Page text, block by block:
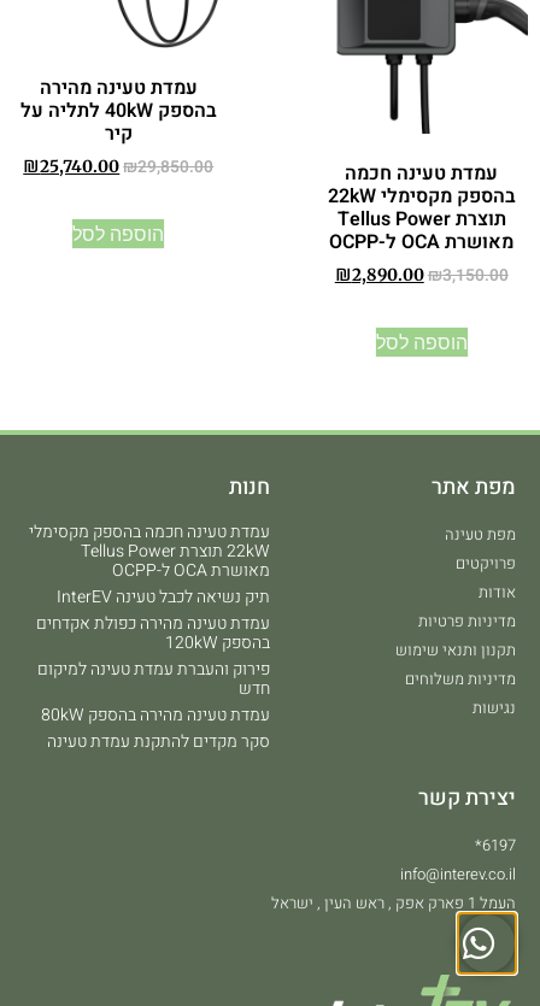
עמדת טעינה חכמה
בהספק מקסימלי 22kW
תוצרת Tellus Power
מאושרת OCA ל-OCPP
₪3,150.00
₪2,890.00
הוספה לסל
עמדת טעינה מהירה
בהספק 40kW לתליה על
קיר
₪29,850.00
₪25,740.00
הוספה לסל
מפת אתר
מפת טעינה
פרויקטים
אודות
מדיניות פרטיות
תקנון ותנאי שימוש
מדיניות משלוחים
נגישות
חנות
עמדת טעינה חכמה בהספק מקסימלי
22kW תוצרת Tellus Power
מאושרת OCA ל-OCPP
תיק נשיאה לכבל טעינה InterEV
עמדת טעינה מהירה כפולת אקדחים
בהספק 120kW
פירוק והעברת עמדת טעינה למיקום
חדש
עמדת טעינה מהירה בהספק 80kW
סקר מקדים להתקנת עמדת טעינה
יצירת קשר
6197*
info@interev.co.il
העמל 1 פארק אפק , ראש העין , ישראל